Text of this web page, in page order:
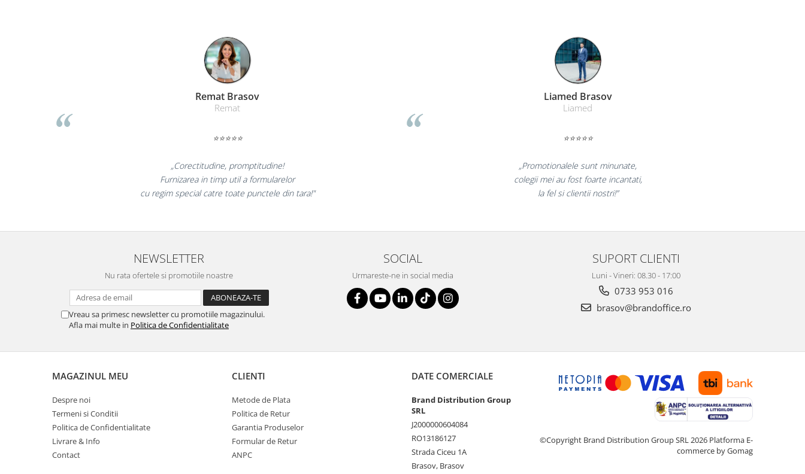
Baterii externe - Powerbanks
Tehnica si mobilier pentru birou
Folii laminare
Accesorii mobilier
Calculatoare de birou
Distrugatoare documente
Cosuri de gunoi pentru birou
Liamed Brasov
Liamed
⭐⭐⭐⭐⭐
„Promotionalele sunt minunate,
colegii mei au fost foarte incantati,
la fel si clientii nostri!”
Farmacom Brasov
Farmacom
⭐⭐⭐⭐⭐
„Ne bucuram pentru reluarea colaborarii si
ne declaram multumiti pentru produsele plasate
si finalizate cu succes la timp."
NEWSLETTER
Nu rata ofertele si promotiile noastre
Vreau sa primesc newsletter cu promotiile magazinului.
Afla mai multe in Politica de Confidentialitate
SOCIAL
Urmareste-ne in social media
SUPORT CLIENTI
Luni - Vineri: 08.30 - 17:00
0733 953 016
brasov@brandoffice.ro
MAGAZINUL MEU
Despre noi
Termeni si Conditii
Politica de Confidentialitate
Livrare & Info
Contact
CLIENTI
Metode de Plata
Politica de Retur
Garantia Produselor
Formular de Retur
ANPC
DATE COMERCIALE
Brand Distribution Group
SRL
J2000000604084
RO13186127
Strada Ciceu 1A
Brasov, Brasov
©Copyright Brand Distribution Group SRL 2026 Platforma E-
commerce by Gomag